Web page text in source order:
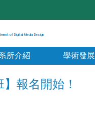
of Digital Media Design
所介紹 學術發展
報名開始！